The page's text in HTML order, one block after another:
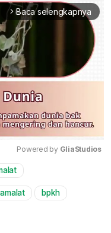
arrow_forward_ios Baca selengkapnya
Powered by GliaStudios
bpkh